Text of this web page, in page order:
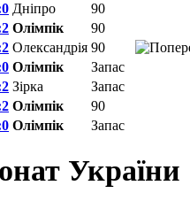
Дніпро
90
Олімпік
90
Олександрія 90
Олімпік
Запас
Зірка
Запас
Олімпік
90
Олімпік Запас
України